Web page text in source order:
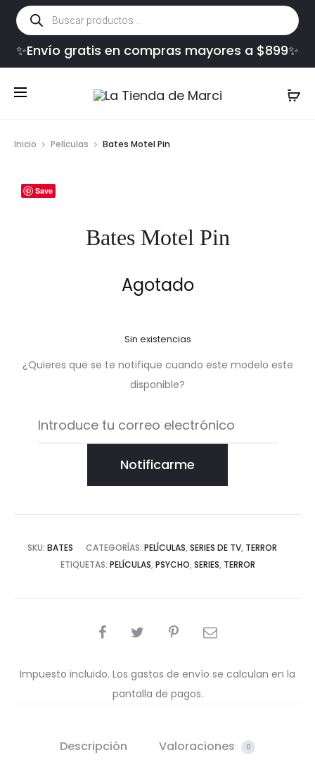
Búsqueda
de
productos
✨Envío gratis en compras mayores a $899✨
Inicio Películas Bates Motel Pin
Save
Bates Motel Pin
Agotado
Sin existencias
¿Quieres que se te notifique cuando este modelo este
disponible?
Notificarme
SKU: BATES CATEGORÍAS: PELÍCULAS, SERIES DE TV, TERROR
ETIQUETAS: PELÍCULAS, PSYCHO, SERIES, TERROR
COMPARTIR
Impuesto incluido. Los gastos de envío se calculan en la
pantalla de pagos.
Descripción Valoraciones 0